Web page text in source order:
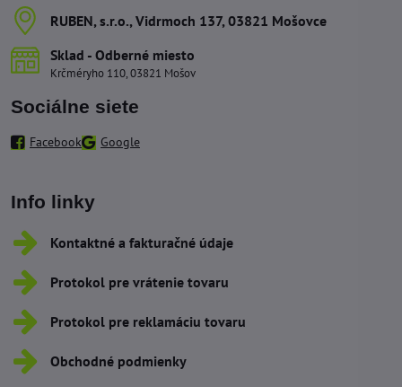
RUBEN, s​.r​.o​., Vidrmoch 137, 03821 Mošovce
Sklad - Odberné miesto
Krčméryho 110, 03821 Mošov
Sociálne siete
Facebook Google
Info linky
Kontaktné a fakturačné údaje
Protokol pre vrátenie tovaru
Protokol pre reklamáciu tovaru
Obchodné podmienky